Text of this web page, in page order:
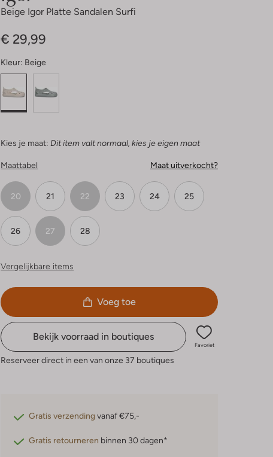
Beige Igor Platte Sandalen Surfi
€ 29,99
Kleur: Beige
Kies je maat: Dit item valt normaal, kies je eigen maat
Maattabel Maat uitverkocht?
20 21 22 23 24 25
26 27 28
Vergelijkbare items
Voeg toe
Bekijk voorraad in boutiques
Favoriet
Reserveer direct in een van onze 37 boutiques
Gratis verzendingvanaf €75,-
Gratis retourneren binnen 30 dagen*